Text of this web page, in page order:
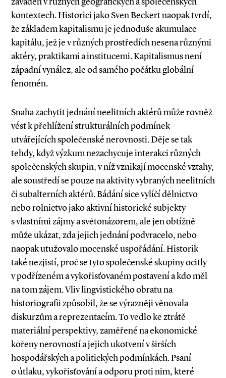
kontextech. Historici jako Sven Beckert naopak tvrdí,
že základem kapitalismu je jednoduše akumulace
kapitálu, jež je v různých prostředích nesena různými
aktéry, praktikami a institucemi. Kapitalismus není
západní vynález, ale od samého počátku globální
fenomén.
Snaha zachytit jednání neelitních aktérů může rovněž
vést k přehlížení strukturálních podmínek
utvářejících společenské nerovnosti. Děje se tak
tehdy, když výzkum nezachycuje interakci různých
společenských skupin, v níž vznikají mocenské vztahy,
ale soustředí se pouze na aktivity vybraných neelitních
či subalterních aktérů. Bádání sice vylíčí dělnictvo
nebo rolnictvo jako aktivní historické subjekty
s vlastními zájmy a světonázorem, ale jen obtížně
může ukázat, zda jejich jednání podvracelo, nebo
naopak utužovalo mocenské uspořádání. Historik
také nezjistí, proč se tyto společenské skupiny ocitly
v podřízeném a vykořisťovaném postavení a kdo měl
na tom zájem. Vliv lingvistického obratu na
historiografii způsobil, že se výrazněji věnovala
diskurzům a reprezentacím. To vedlo ke ztrátě
materiální perspektivy, zaměřené na ekonomické
kořeny nerovností a jejich ukotvení v širších
hospodářských a politických podmínkách. Psaní
o útlaku, vykořisťování a odporu proti nim, které